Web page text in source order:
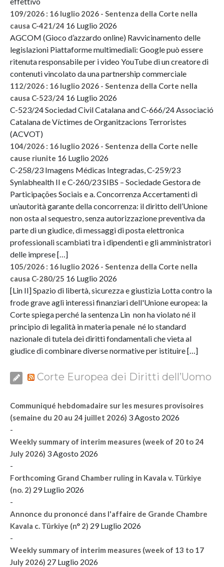
109/2026 : 16 luglio 2026 - Sentenza della Corte nella
causa C-421/24 16 Luglio 2026
AGCOM (Gioco d’azzardo online) Ravvicinamento delle
legislazioni Piattaforme multimediali: Google può essere
ritenuta responsabile per i video YouTube di un creatore di
contenuti vincolato da una partnership commerciale
112/2026 : 16 luglio 2026 - Sentenza della Corte nella
causa C-523/24 16 Luglio 2026
C-523/24 Sociedad Civil Catalana and C-666/24 Associació
Catalana de Víctimes de Organitzacions Terroristes
(ACVOT)
104/2026 : 16 luglio 2026 - Sentenza della Corte nelle
cause riunite 16 Luglio 2026
C-258/23 Imagens Médicas Integradas, C-259/23
Synlabhealth II e C-260/23 SIBS – Sociedade Gestora de
Participações Sociais e a. Concorrenza Accertamenti di
un’autorità garante della concorrenza: il diritto dell’Unione
non osta al sequestro, senza autorizzazione preventiva da
parte di un giudice, di messaggi di posta elettronica
professionali scambiati tra i dipendenti e gli amministratori
delle imprese […]
105/2026 : 16 luglio 2026 - Sentenza della Corte nella
causa C-280/25 16 Luglio 2026
[Lin II] Spazio di libertà, sicurezza e giustizia Lotta contro la
frode grave agli interessi finanziari dell'Unione europea: la
Corte spiega perché la sentenza Lin non ha violato né il
principio di legalità in materia penale né lo standard
nazionale di tutela dei diritti fondamentali che vieta al
giudice di combinare diverse normative per istituire […]
Corte Europea dei Diritti dell’Uomo
Communiqué hebdomadaire sur les mesures provisoires
(semaine du 20 au 24 juillet 2026) 3 Agosto 2026
-
Weekly summary of interim measures (week of 20 to 24
July 2026) 3 Agosto 2026
-
Forthcoming Grand Chamber ruling in Kavala v. Türkiye
(no. 2) 29 Luglio 2026
-
Annonce du prononcé dans l'affaire de Grande Chambre
Kavala c. Türkiye (n° 2) 29 Luglio 2026
-
Weekly summary of interim measures (week of 13 to 17
July 2026) 27 Luglio 2026